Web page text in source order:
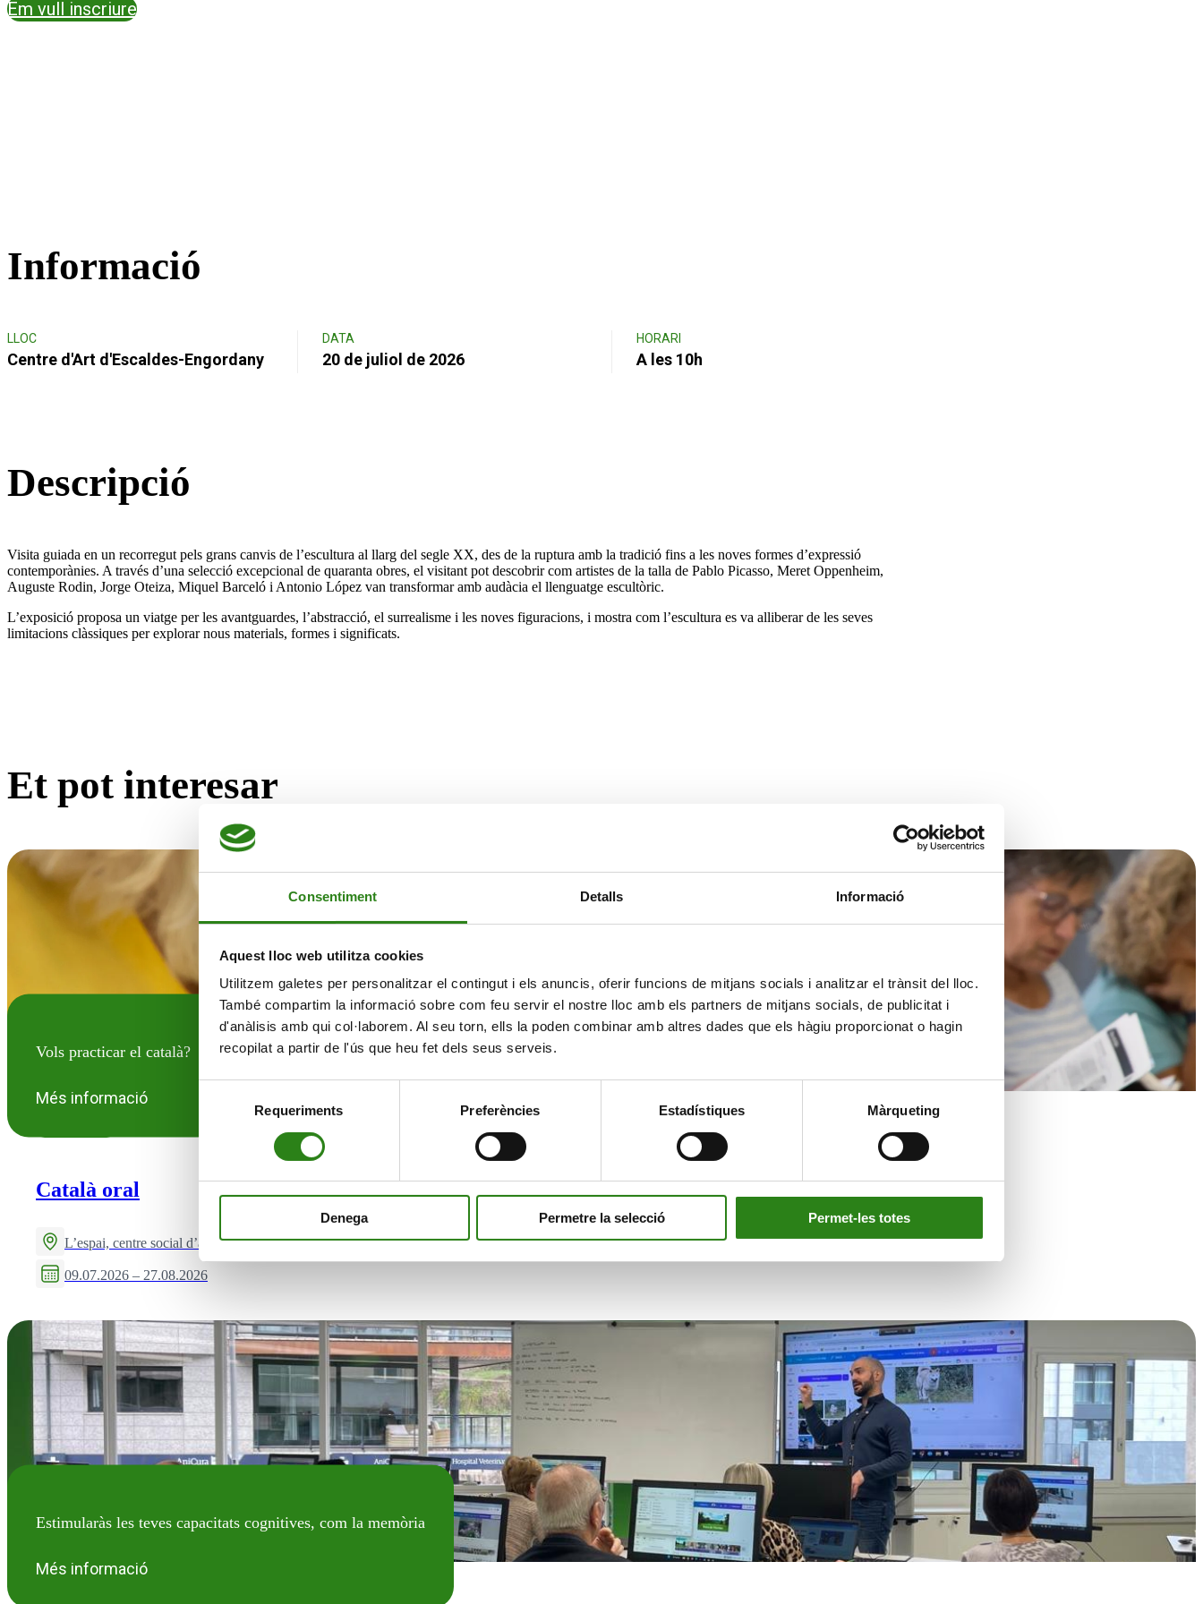
Consentiment Detalls Informació
Aquest lloc web utilitza cookies
Utilitzem galetes per personalitzar el contingut i els anuncis, oferir funcions de mitjans socials i analitzar el trànsit del lloc.
També compartim la informació sobre com feu servir el nostre lloc amb els partners de mitjans socials, de publicitat i
d'anàlisis amb qui col·laborem. Al seu torn, ells la poden combinar amb altres dades que els hàgiu proporcionat o hagin
recopilat a partir de l'ús que heu fet dels seus serveis.
consentiment
Requeriments Preferències Estadístiques Màrqueting
Denega Permetre la selecció Permet-les totes
Em vull inscriure
Informació
LLOC
Centre d'Art d'Escaldes-Engordany
DATA
20 de juliol de 2026
HORARI
A les 10h
Descripció
Visita guiada en un recorregut pels grans canvis de l’escultura al llarg del segle XX, des de la ruptura amb la tradició fins a les noves formes d’expressió
contemporànies. A través d’una selecció excepcional de quaranta obres, el visitant pot descobrir com artistes de la talla de Pablo Picasso, Meret Oppenheim,
Auguste Rodin, Jorge Oteiza, Miquel Barceló i Antonio López van transformar amb audàcia el llenguatge escultòric.
L’exposició proposa un viatge per les avantguardes, l’abstracció, el surrealisme i les noves figuracions, i mostra com l’escultura es va alliberar de les seves
limitacions clàssiques per explorar nous materials, formes i significats.
Et pot interesar
Vols practicar el català?
Més informació
Català oral
L’espai, centre social d’activitats i formació
09.07.2026 – 27.08.2026
Estimularàs les teves capacitats cognitives, com la memòria
Més informació